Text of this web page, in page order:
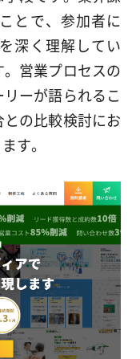
とで、参加者に
深く理解してい
営業プロセスの
ーが語られるこ
の比較検討にお
す。